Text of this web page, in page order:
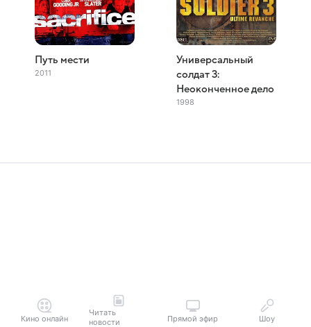
Путь мести
2011
Универсальный
солдат 3:
Неоконченное дело
1998
Кино онлайн
Читать
новости
Прямой эфир Шоу